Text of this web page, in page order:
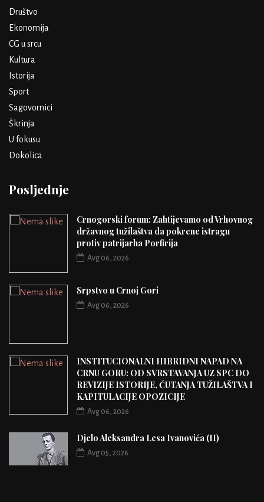
Društvo
Ekonomija
CG u srcu
Kultura
Istorija
Sport
Sagovornici
Škrinja
U fokusu
Dokolica
Posljednje
Crnogorski forum: Zahtijevamo od Vrhovnog
državnog tužilaštva da pokrene istragu
protiv patrijarha Porfirija
Avg 06, 2026
Srpstvo u Crnoj Gori
Avg 06, 2026
INSTITUCIONALNI HIBRIDNI NAPAD NA
CRNU GORU: OD SVRSTAVANJA UZ SPC DO
REVIZIJE ISTORIJE, ĆUTANJA TUŽILAŠTVA I
KAPITULACIJE OPOZICIJE
Avg 06, 2026
Djelo Aleksandra Lesa Ivanovića (II)
Avg 05, 2026